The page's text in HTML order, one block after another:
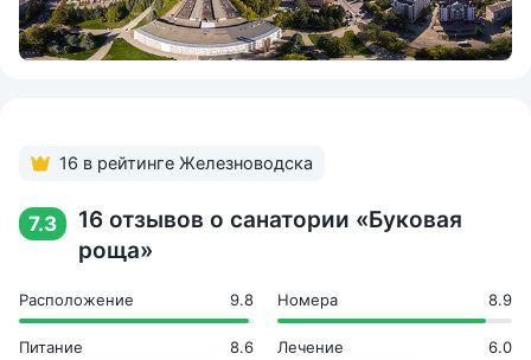
Развлечения
Бассейн
Библиотека
Танцпол
Инфраструктура
Детская игровая площадка
Кабельное ТВ в номерах
Киноконцертный зал
7.3
16 отзывов о санатории «Буковая
роща»
16 в рейтинге Железноводска
Расположение 9.8 Номера 8.9
Питание 8.6 Лечение 6.0